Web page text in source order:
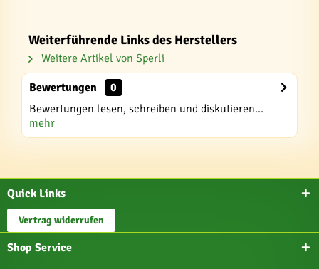
Weiterführende Links des Herstellers
Weitere Artikel von Sperli
Bewertungen
0
Bewertungen lesen, schreiben und diskutieren...
mehr
Quick Links
Vertrag widerrufen
Shop Service